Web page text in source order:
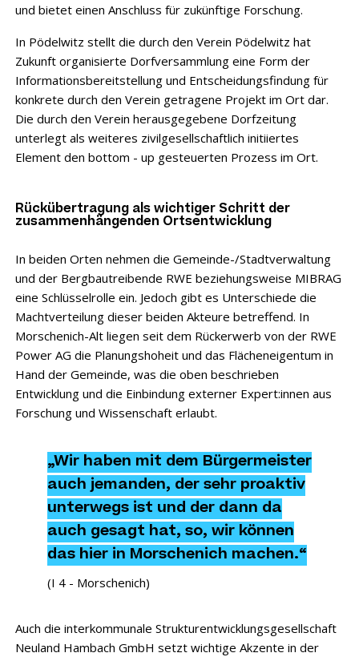
und bietet einen Anschluss für zukünftige Forschung.
In Pödelwitz stellt die durch den Verein Pödelwitz hat
Zukunft organisierte Dorfversammlung eine Form der
Informationsbereitstellung und Entscheidungsfindung für
konkrete durch den Verein getragene Projekt im Ort dar.
Die durch den Verein herausgegebene Dorfzeitung
unterlegt als weiteres zivilgesellschaftlich initiiertes
Element den bottom - up gesteuerten Prozess im Ort.
Rückübertragung als wichtiger Schritt der
zusammenhängenden Ortsentwicklung
In beiden Orten nehmen die Gemeinde-/Stadtverwaltung
und der Bergbautreibende RWE beziehungsweise MIBRAG
eine Schlüsselrolle ein. Jedoch gibt es Unterschiede die
Machtverteilung dieser beiden Akteure betreffend. In
Morschenich-Alt liegen seit dem Rückerwerb von der RWE
Power AG die Planungshoheit und das Flächeneigentum in
Hand der Gemeinde, was die oben beschrieben
Entwicklung und die Einbindung externer Expert:innen aus
Forschung und Wissenschaft erlaubt.
„Wir haben mit dem Bürgermeister
auch jemanden, der sehr proaktiv
unterwegs ist und der dann da
auch gesagt hat, so, wir können
das hier in Morschenich machen.“
(I 4 - Morschenich)
Auch die interkommunale Strukturentwicklungsgesellschaft
Neuland Hambach GmbH setzt wichtige Akzente in der